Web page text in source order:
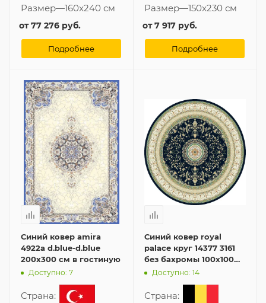
Размер—160x240 см
от77 276 руб.
Подробнее
Размер—150x230 см
от7 917 руб.
Подробнее
Синий ковер amira
4922a d.blue-d.blue
200x300 см в гостиную
Доступно: 7
Страна:
Синий ковер royal
palace круг 14377 3161
без бахромы 100x100
см в гостиную
Доступно: 14
Страна: